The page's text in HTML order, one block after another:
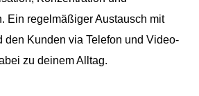
Ein regelmäßiger Austausch mit
den Kunden via Telefon und Video-
zu deinem Alltag.